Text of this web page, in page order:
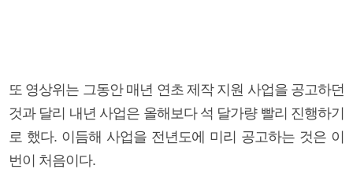
또 영상위는 그동안 매년 연초 제작 지원 사업을 공고하던
것과 달리 내년 사업은 올해보다 석 달가량 빨리 진행하기
로 했다. 이듬해 사업을 전년도에 미리 공고하는 것은 이
번이 처음이다.